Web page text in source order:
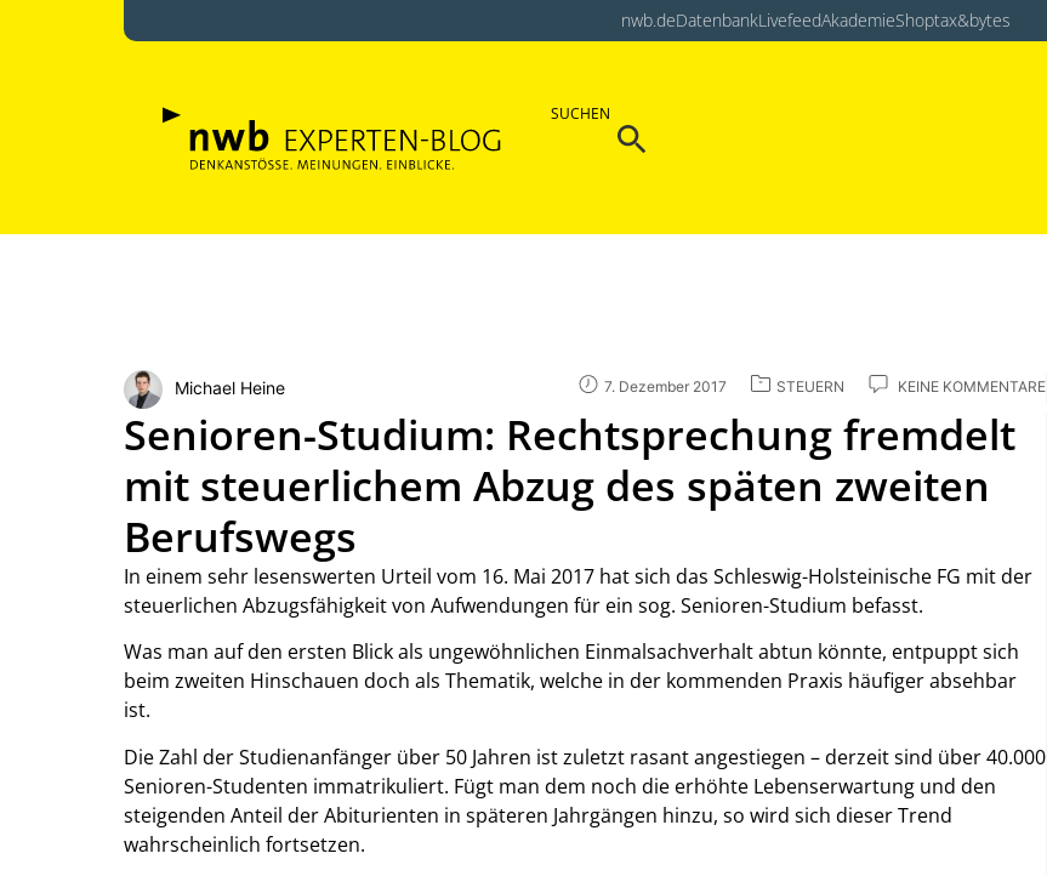
nwb.deDatenbankLivefeedAkademieShoptax&bytes
SUCHEN
Search
Michael Heine 7. Dezember 2017 STEUERN KEINE KOMMENTARE
Senioren-Studium: Rechtsprechung fremdelt
mit steuerlichem Abzug des späten zweiten
Berufswegs
In einem sehr lesenswerten Urteil vom 16. Mai 2017 hat sich das Schleswig-Holsteinische FG mit der
steuerlichen Abzugsfähigkeit von Aufwendungen für ein sog. Senioren-Studium befasst.
Was man auf den ersten Blick als ungewöhnlichen Einmalsachverhalt abtun könnte, entpuppt sich
beim zweiten Hinschauen doch als Thematik, welche in der kommenden Praxis häufiger absehbar
ist.
Die Zahl der Studienanfänger über 50 Jahren ist zuletzt rasant angestiegen – derzeit sind über 40.000
Senioren-Studenten immatrikuliert. Fügt man dem noch die erhöhte Lebenserwartung und den
steigenden Anteil der Abiturienten in späteren Jahrgängen hinzu, so wird sich dieser Trend
wahrscheinlich fortsetzen.